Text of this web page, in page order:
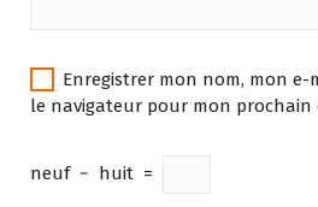
Enregistrer mon nom, mon
le navigateur pour mon prochain
neuf − huit =